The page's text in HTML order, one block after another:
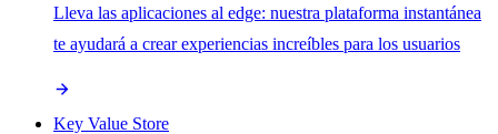
Lleva las aplicaciones al edge: nuestra plataforma instantánea
te ayudará a crear experiencias increíbles para los usuarios
Key Value Store